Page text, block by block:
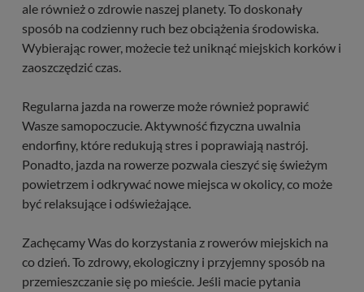
ale również o zdrowie naszej planety. To doskonały
sposób na codzienny ruch bez obciążenia środowiska.
Wybierając rower, możecie też uniknąć miejskich korków i
zaoszczędzić czas.
Regularna jazda na rowerze może również poprawić
Wasze samopoczucie. Aktywność fizyczna uwalnia
endorfiny, które redukują stres i poprawiają nastrój.
Ponadto, jazda na rowerze pozwala cieszyć się świeżym
powietrzem i odkrywać nowe miejsca w okolicy, co może
być relaksujące i odświeżające.
Zachęcamy Was do korzystania z rowerów miejskich na
co dzień. To zdrowy, ekologiczny i przyjemny sposób na
przemieszczanie się po mieście. Jeśli macie pytania